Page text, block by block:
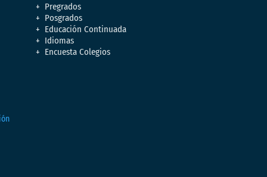
Pregrados
Posgrados
Educación Continuada
Idiomas
Encuesta Colegios